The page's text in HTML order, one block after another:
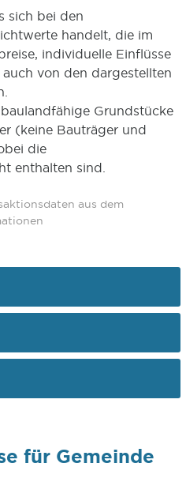
sich bei den
handelt, die im
individuelle Einflüsse
von den dargestellten
Grundstücke
(keine Bauträger und
die
enthalten sind.
aus dem
für Gemeinde